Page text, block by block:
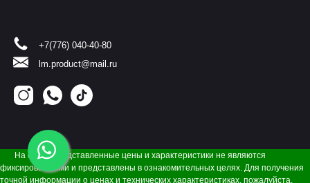
+7(776) 040-40-80
lm.product@mail.ru
На сайте представленные цены и характеристики не являются
фиксированными и представлены в ознакомительных целях. Для получения
точной информации о ценах и технических характеристиках, пожалуйста,